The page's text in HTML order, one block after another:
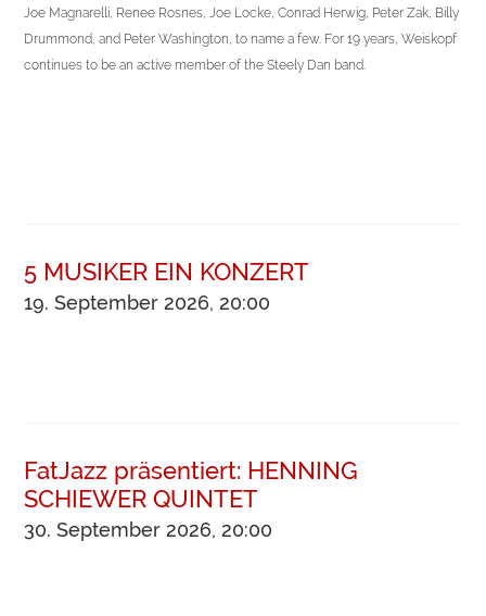
Joe Magnarelli, Renee Rosnes, Joe Locke, Conrad Herwig, Peter Zak, Billy
Drummond, and Peter Washington, to name a few. For 19 years, Weiskopf
continues to be an active member of the Steely Dan band.
5 MUSIKER EIN KONZERT
19. September 2026, 20:00
FatJazz präsentiert: HENNING
SCHIEWER QUINTET
30. September 2026, 20:00